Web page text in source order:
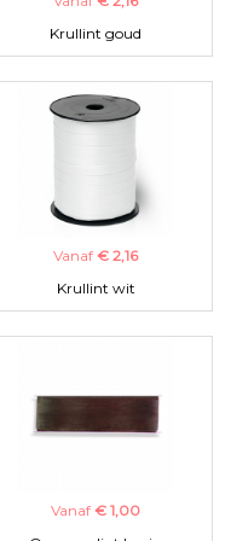
Krullint goud
Vanaf € 2,16
Krullint wit
Vanaf € 1,00